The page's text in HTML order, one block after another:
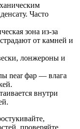
Часто
зона из-за
от камней и
лонжероны и
near фар — влага
внутри
проверяйте